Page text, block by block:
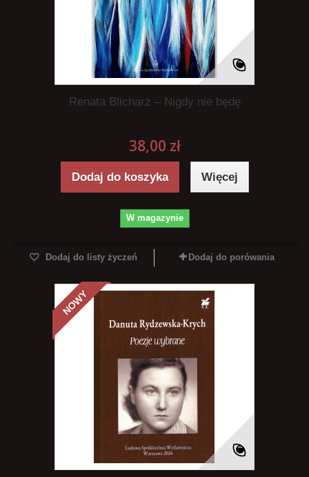
Renata Blicharz – Nigdy nie będę
38,00 zł
Dodaj do koszyka Więcej
W magazynie
Dodaj do listy życzeń Dodaj do porówania
NOWY